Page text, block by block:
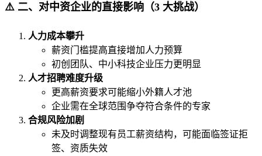
⚠️ 二、对中资企业的直接影响（3 大挑战）
人力成本攀升
薪资门槛提高直接增加人力预算
初创团队、中小科技企业压力更明显
人才招聘难度升级
更高薪资要求可能缩小外籍人才池
企业需在全球范围争夺符合条件的专家
合规风险加剧
未及时调整现有员工薪资结构，可能面临签证拒
签、资质失效